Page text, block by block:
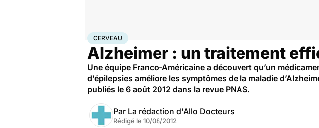
AccueilSanté Maladies
CERVEAU
Alzheimer : un traitement
Une équipe Franco-Américaine a découvert qu’un
d’épilepsies améliore les symptômes de la maladie
publiés le 6 août 2012 dans la revue PNAS.
Par La rédaction d'Allo Docteurs
Rédigé le 10/08/2012